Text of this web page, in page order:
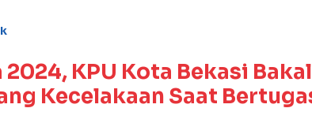
2024, KPU Kota Bekasi
Kecelakaan Saat